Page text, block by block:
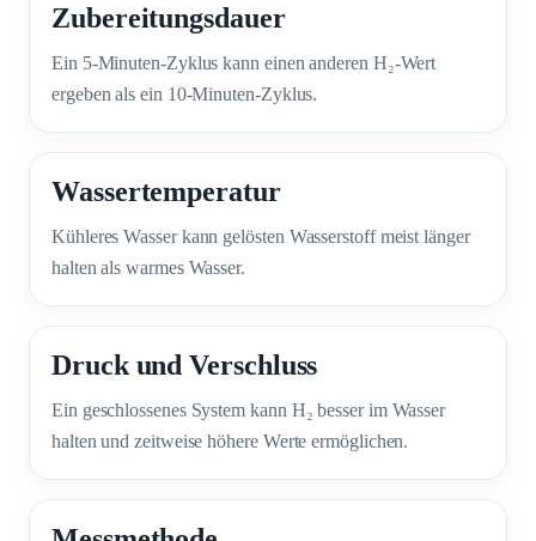
Zubereitungsdauer
Ein 5-Minuten-Zyklus kann einen anderen H₂-Wert
ergeben als ein 10-Minuten-Zyklus.
Wassertemperatur
Kühleres Wasser kann gelösten Wasserstoff meist länger
halten als warmes Wasser.
Druck und Verschluss
Ein geschlossenes System kann H₂ besser im Wasser
halten und zeitweise höhere Werte ermöglichen.